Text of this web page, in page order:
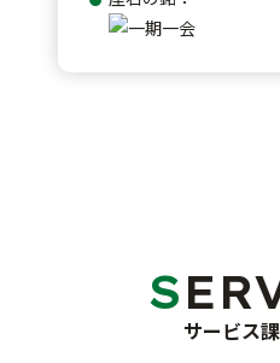
サービス